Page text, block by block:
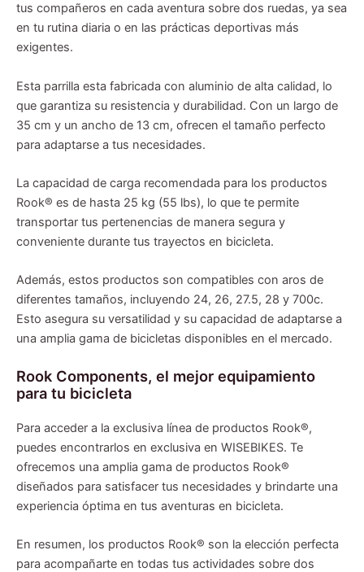
tus compañeros en cada aventura sobre dos ruedas, ya sea
en tu rutina diaria o en las prácticas deportivas más
exigentes.
Esta parrilla esta fabricada con aluminio de alta calidad, lo
que garantiza su resistencia y durabilidad. Con un largo de
35 cm y un ancho de 13 cm, ofrecen el tamaño perfecto
para adaptarse a tus necesidades.
La capacidad de carga recomendada para los productos
Rook® es de hasta 25 kg (55 lbs), lo que te permite
transportar tus pertenencias de manera segura y
conveniente durante tus trayectos en bicicleta.
Además, estos productos son compatibles con aros de
diferentes tamaños, incluyendo 24, 26, 27.5, 28 y 700c.
Esto asegura su versatilidad y su capacidad de adaptarse a
una amplia gama de bicicletas disponibles en el mercado.
Rook Components, el mejor equipamiento
para tu bicicleta
Para acceder a la exclusiva línea de productos Rook®,
puedes encontrarlos en exclusiva en WISEBIKES. Te
ofrecemos una amplia gama de productos Rook®
diseñados para satisfacer tus necesidades y brindarte una
experiencia óptima en tus aventuras en bicicleta.
En resumen, los productos Rook® son la elección perfecta
para acompañarte en todas tus actividades sobre dos